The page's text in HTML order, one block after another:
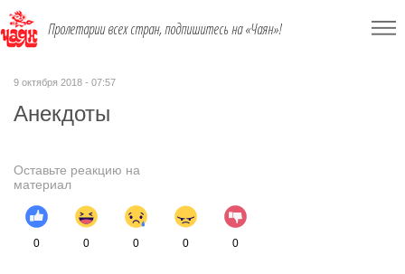
Пролетарии всех стран, подпишитесь на «Чаян»!
9 октября 2018 - 07:57
Анекдоты
Оставьте реакцию на
материал
0 0 0 0 0